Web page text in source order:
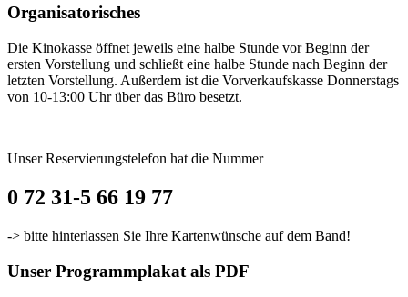
Organisatorisches
Die Kinokasse öffnet jeweils eine halbe Stunde vor Beginn der
ersten Vorstellung und schließt eine halbe Stunde nach Beginn der
letzten Vorstellung. Außerdem ist die Vorverkaufskasse Donnerstags
von 10-13:00 Uhr über das Büro besetzt.
Unser Reservierungstelefon hat die Nummer
0 72 31-5 66 19 77
-> bitte hinterlassen Sie Ihre Kartenwünsche auf dem Band!
Unser Programmplakat als PDF